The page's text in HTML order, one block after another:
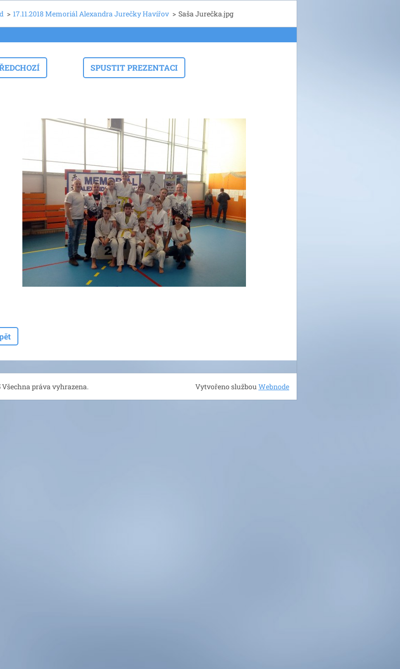
> 17.11.2018 Memoriál Alexandra Jurečky Havířov > Saša Jurečka.jpg
SPUSTIT PREZENTACI
Všechna práva vyhrazena. Vytvořeno službouWebnode